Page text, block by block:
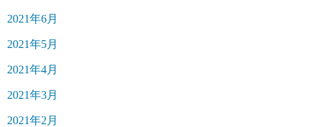
2021年6月
2021年5月
2021年4月
2021年3月
2021年2月